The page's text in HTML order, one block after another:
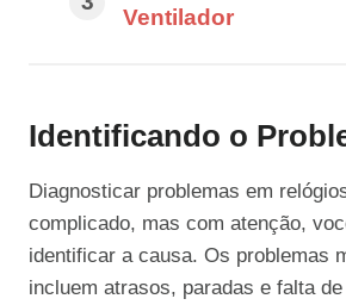
Ventilador
Identificando o
Diagnosticar problemas em
complicado, mas com atenção,
identificar a causa. Os problemas
incluem atrasos, paradas e falta